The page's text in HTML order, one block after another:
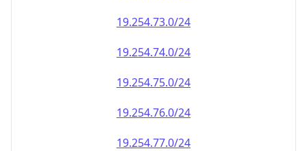
19.254.73.0/24
19.254.74.0/24
19.254.75.0/24
19.254.76.0/24
19.254.77.0/24